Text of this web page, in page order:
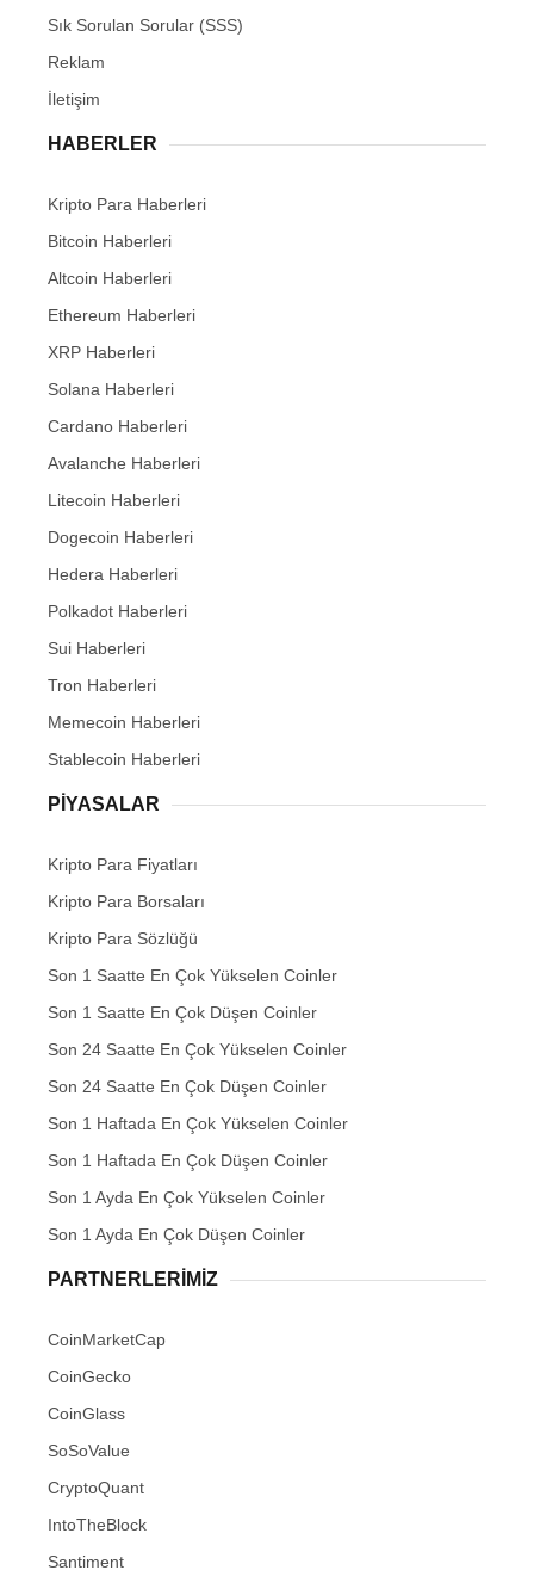
Sık Sorulan Sorular (SSS)
Reklam
İletişim
HABERLER
Kripto Para Haberleri
Bitcoin Haberleri
Altcoin Haberleri
Ethereum Haberleri
XRP Haberleri
Solana Haberleri
Cardano Haberleri
Avalanche Haberleri
Litecoin Haberleri
Dogecoin Haberleri
Hedera Haberleri
Polkadot Haberleri
Sui Haberleri
Tron Haberleri
Memecoin Haberleri
Stablecoin Haberleri
PIYASALAR
Kripto Para Fiyatları
Kripto Para Borsaları
Kripto Para Sözlüğü
Son 1 Saatte En Çok Yükselen Coinler
Son 1 Saatte En Çok Düşen Coinler
Son 24 Saatte En Çok Yükselen Coinler
Son 24 Saatte En Çok Düşen Coinler
Son 1 Haftada En Çok Yükselen Coinler
Son 1 Haftada En Çok Düşen Coinler
Son 1 Ayda En Çok Yükselen Coinler
Son 1 Ayda En Çok Düşen Coinler
PARTNERLERIMIZ
CoinMarketCap
CoinGecko
CoinGlass
SoSoValue
CryptoQuant
IntoTheBlock
Santiment